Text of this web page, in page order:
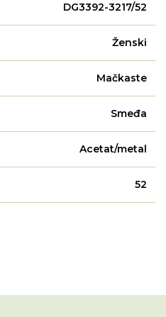
DG3392-3217/52
Ženski
Mačkaste
Smeđa
Acetat/metal
52